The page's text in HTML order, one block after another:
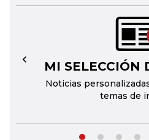
MI SELECCIÓN
Noticias
temas de
←